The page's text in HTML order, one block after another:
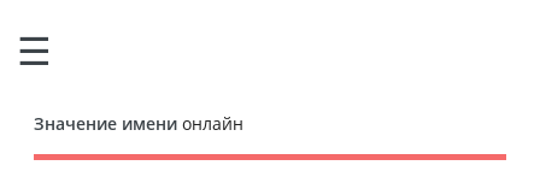
Значение имени онлайн